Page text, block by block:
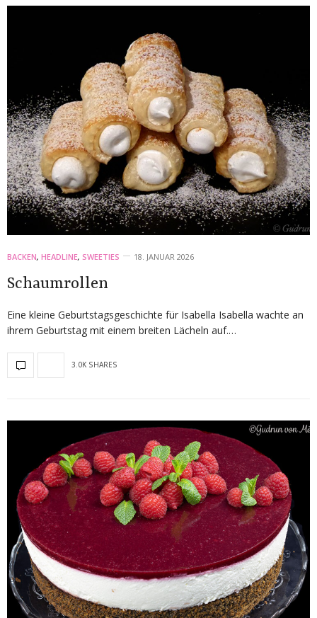
BACKEN, HEADLINE, SWEETIES 18. JANUAR 2026
Schaumrollen
Eine kleine Geburtstagsgeschichte für Isabella Isabella wachte an
ihrem Geburtstag mit einem breiten Lächeln auf.…
3.0K SHARES